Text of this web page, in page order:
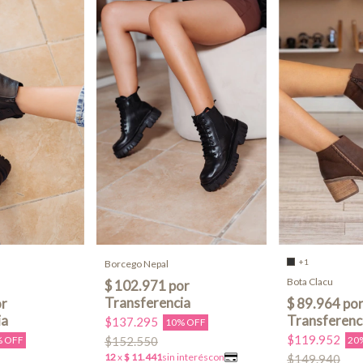
OFF
Borcego Nepal
$137.295 10% OFF
$152.550
+1
Bota Clacu
$119.952
$149.940